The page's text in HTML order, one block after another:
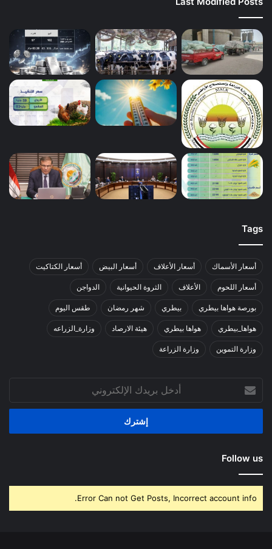
Tags
أسعار الأسماك أسعار الأعلاف أسعار البيض أسعار الكتاكيت
أسعار اللحوم الأعلاف الثروة الحيوانية الدواجن
بورصة هواها بيطري بيطري شهر رمضان طقس اليوم
هواها_بيطري هواها بيطري هيئة الارصاد وزارة_الزراعه
وزارة التموين وزارة الزراعة
بريدك
الإلكتروني
Follow us
Error Can not Get Posts, Incorrect account info.